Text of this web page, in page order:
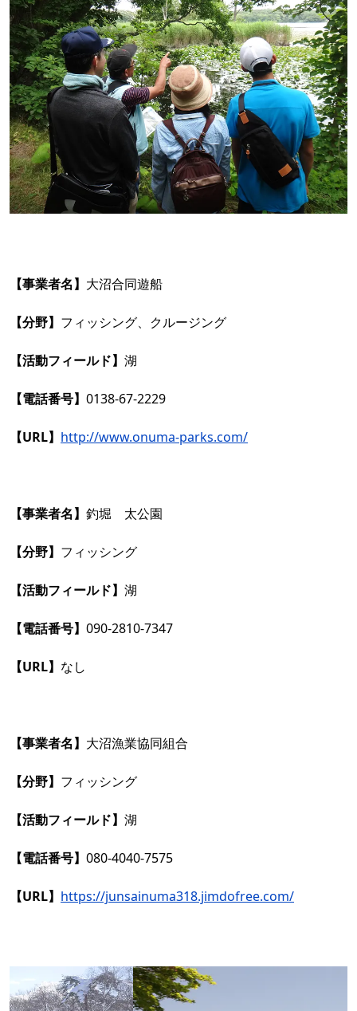
【事業者名】 大沼合同遊船
【分野】 フィッシング、クルージング
【活動フィールド】 湖
【電話番号】 0138-67-2229
【URL】 http://www.onuma-parks.com/
【事業者名】 釣堀 太公園
【分野】 フィッシング
【活動フィールド】 湖
【電話番号】 090-2810-7347
【URL】 なし
【事業者名】 大沼漁業協同組合
【分野】 フィッシング
【活動フィールド】 湖
【電話番号】 080-4040-7575
【URL】 https://junsainuma318.jimdofree.com/